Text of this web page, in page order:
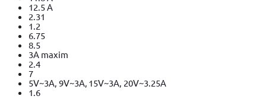
12.5 A
2.31
1.2
6.75
8.5
3A maxim
2.4
7
5V~3A, 9V~3A, 15V~3A, 20V~3.25A
1.6